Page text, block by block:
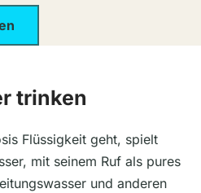
trinken
Flüssigkeit geht, spielt
mit seinem Ruf als pures
und anderen